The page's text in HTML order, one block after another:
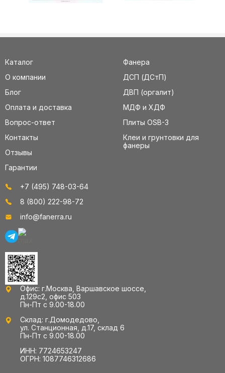
Каталог
О компании
Блог
Оплата и доставка
Вопрос-ответ
Контакты
Отзывы
Гарантии
Фанера
ДСП (ДСтП)
ДВП (оргалит)
МДФ и ХДФ
Плиты OSB-3
Клеи и грунтовки для
фанеры
+7 (495) 748-03-64
8 (800) 222-98-72
info@fanerra.ru
Офис: г.Москва, Варшавское шоссе,
д.129с2, офис 503
Пн-Пт с 9.00-18.00
Склад: г.Домодедово,
ул. Станционная, д.17, склад 6
Пн-Пт с 9.00-18.00
ИНН: 7724653247
ОГРН: 1087746312686